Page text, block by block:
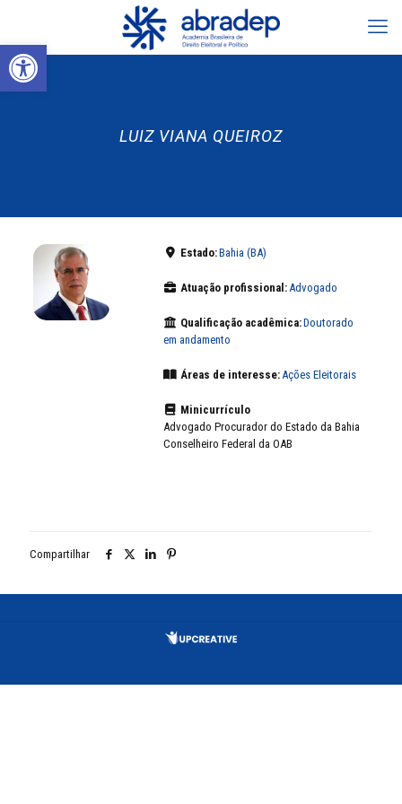
Abrir a barra de ferramentas
LUIZ VIANA QUEIROZ
Estado:Bahia (BA)
Atuação profissional:Advogado
Qualificação acadêmica:Doutorado
em andamento
Áreas de interesse:Ações Eleitorais
Minicurrículo
Advogado Procurador do Estado da Bahia
Conselheiro Federal da OAB
Compartilhar